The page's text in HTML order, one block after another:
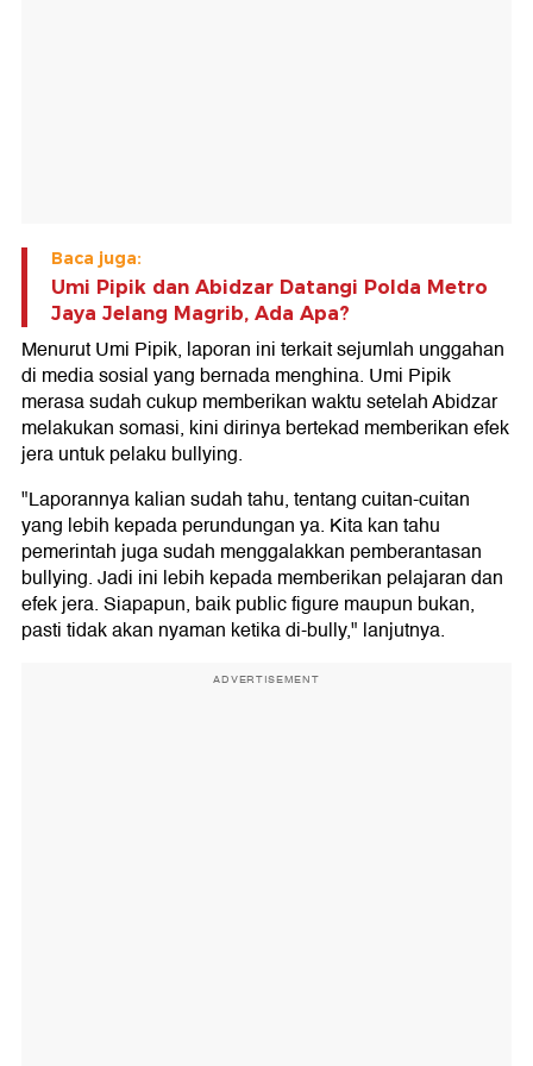
Baca juga:
Umi Pipik dan Abidzar Datangi Polda Metro
Jaya Jelang Magrib, Ada Apa?
Menurut Umi Pipik, laporan ini terkait sejumlah unggahan
di media sosial yang bernada menghina. Umi Pipik
merasa sudah cukup memberikan waktu setelah Abidzar
melakukan somasi, kini dirinya bertekad memberikan efek
jera untuk pelaku bullying.
"Laporannya kalian sudah tahu, tentang cuitan-cuitan
yang lebih kepada perundungan ya. Kita kan tahu
pemerintah juga sudah menggalakkan pemberantasan
bullying. Jadi ini lebih kepada memberikan pelajaran dan
efek jera. Siapapun, baik public figure maupun bukan,
pasti tidak akan nyaman ketika di-bully," lanjutnya.
ADVERTISEMENT